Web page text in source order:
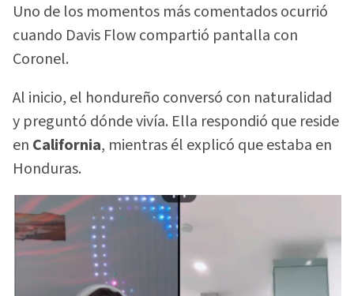
Uno de los momentos más comentados ocurrió
cuando Davis Flow compartió pantalla con
Coronel.
Al inicio, el hondureño conversó con naturalidad
y preguntó dónde vivía. Ella respondió que reside
en California, mientras él explicó que estaba en
Honduras.